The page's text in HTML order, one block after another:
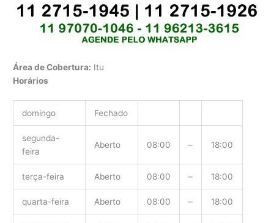
Área de Cobertura: Itu
Horários
domingo Fechado
segunda-
feira
Aberto 08:00 – 18:00
terça-feira Aberto 08:00 – 18:00
quarta-feira Aberto 08:00 – 18:00